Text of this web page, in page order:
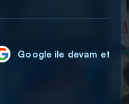
Google ile devam et